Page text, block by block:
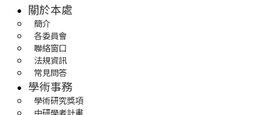
關於本處
簡介
各委員會
聯絡窗口
法規資訊
常見問答
學術事務
學術研究獎項
中研學者計畫